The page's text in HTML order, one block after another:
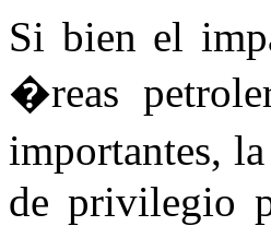
Si bien el
�reas
importantes,
de privilegio